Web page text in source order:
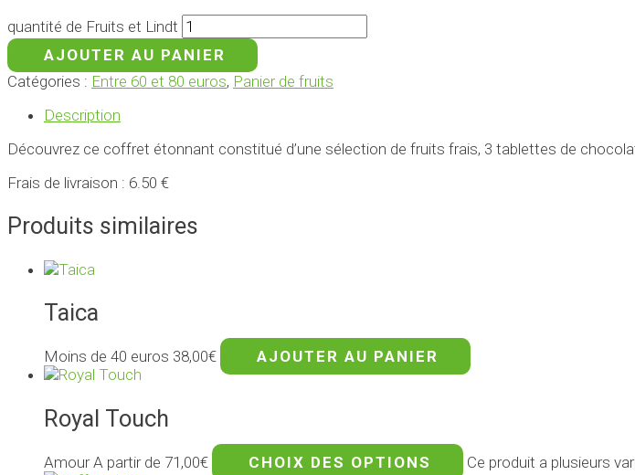
quantité de Fruits et Lindt
AJOUTER AU PANIER
Catégories : Entre 60 et 80 euros, Panier de fruits
Description
Découvrez ce coffret étonnant constitué d’une sélection de fruits frais, 3 tablettes de
Frais de livraison : 6.50 €
Produits similaires
Taica
Moins de 40 euros 38,00€ AJOUTER AU PANIER
Royal Touch
AmourA partir de 71,00€ CHOIX DES OPTIONS Ce produit a plusieurs